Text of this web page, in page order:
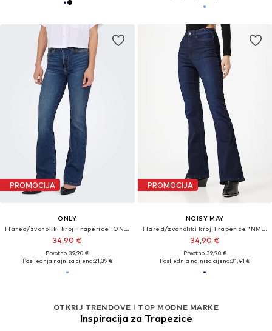
PROMOCIJA
ONLY
Flared/zvonoliki kroj Traperice 'ONLWAUW'
34,90 €
Prvotno: 39,90 €
Posljednja najniža cijena:21,39 €
PROMOCIJA
NOISY MAY
Flared/zvonoliki kroj Traperice 'NMSallie'
34,90 €
Prvotno: 39,90 €
Posljednja najniža cijena:31,41 €
OTKRIJ TRENDOVE I TOP MODNE MARKE
Inspiracija za Trapezice